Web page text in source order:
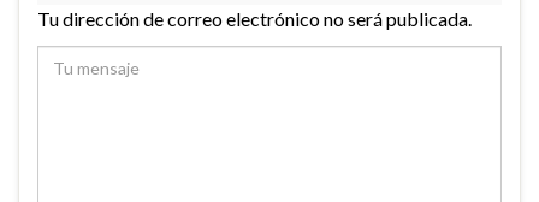
Tu dirección de correo electrónico no será publicada.